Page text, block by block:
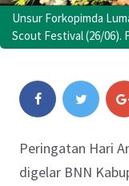
Unsur Forkopimda
Scout Festival (26/06).
Peringatan Hari
digelar BNN